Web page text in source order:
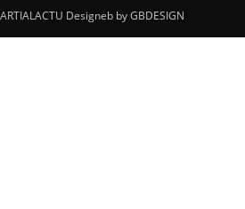
Designeb by GBDESIGN